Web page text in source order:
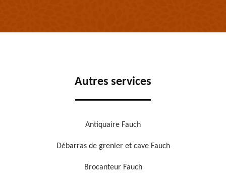
Autres services
Antiquaire Fauch
Débarras de grenier et cave Fauch
Brocanteur Fauch